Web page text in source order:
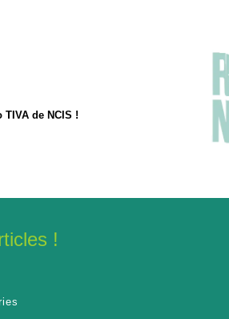
TIVA de NCIS !
!